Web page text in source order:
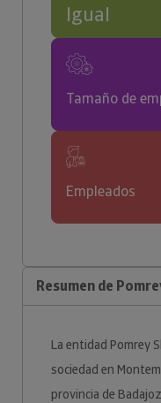
Igual
Tamaño de
Empleados
Resumen de
La entidad Pomrey
sociedad en
provincia de